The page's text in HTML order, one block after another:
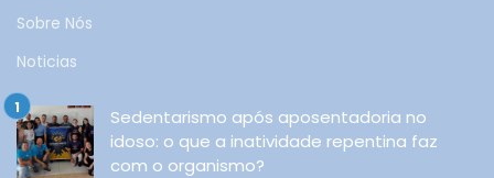
Sobre Nós
Noticias
Sedentarismo após aposentadoria no
idoso: o que a inatividade repentina faz
com o organismo?